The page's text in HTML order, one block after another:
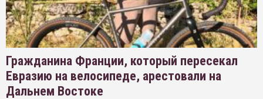
Гражданина Франции, который пересекал
Евразию на велосипеде, арестовали на
Дальнем Востоке